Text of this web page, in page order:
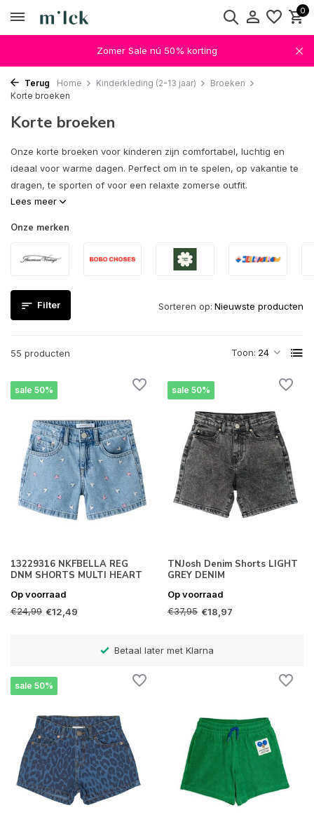
0
Zomer Sale nú 50% korting
Terug Home Kinderkleding (2-13 jaar)
Broeken
Korte broeken
Korte broeken
Onze korte broeken voor kinderen zijn comfortabel, luchtig en
ideaal voor warme dagen. Perfect om in te spelen, op vakantie te
dragen, te sporten of voor een relaxte zomerse outfit.
Lees meer
Onze merken
Filter
55 producten Toon:
Sorteren op:
sale 50%
13229316 NKFBELLA REG
DNM SHORTS MULTI HEART
Op voorraad
€24,99 €12,49
sale 50%
TNJosh Denim Shorts LIGHT
GREY DENIM
Op voorraad
€37,95 €18,97
Betaal later met Klarna
sale 50%